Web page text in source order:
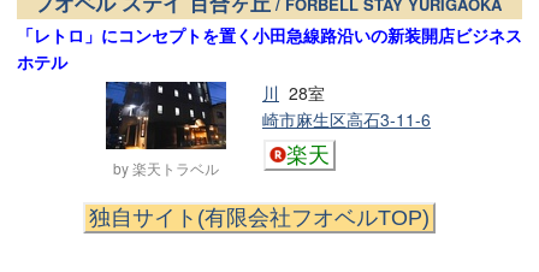
「レトロ」にコンセプトを置く小田急線路沿いの新装開店ビジネス
ホテル
by 楽天トラベル
28室
川
崎市麻生区高石3-11-6
楽天
独自サイト(有限会社フオベルTOP)